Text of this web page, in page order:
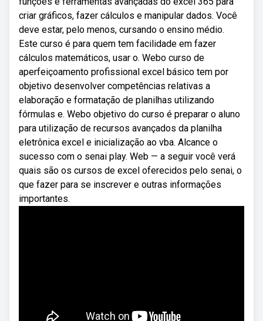
criar gráficos, fazer cálculos e manipular dados. Você
deve estar, pelo menos, cursando o ensino médio.
Este curso é para quem tem facilidade em fazer
cálculos matemáticos, usar o. Webo curso de
aperfeiçoamento profissional excel básico tem por
objetivo desenvolver competências relativas a
elaboração e formatação de planilhas utilizando
fórmulas e. Webo objetivo do curso é preparar o aluno
para utilização de recursos avançados da planilha
eletrônica excel e inicialização ao vba. Alcance o
sucesso com o senai play. Web — a seguir você verá
quais são os cursos de excel oferecidos pelo senai, o
que fazer para se inscrever e outras informações
importantes.